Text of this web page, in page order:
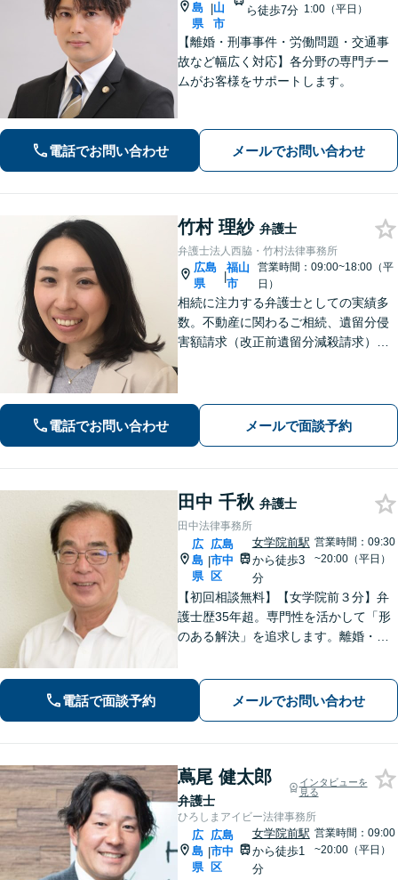
島
県
|山
市
ら徒歩7分 1:00（平日）
【離婚・刑事事件・労働問題・交通事
故など幅広く対応】各分野の専門チー
ムがお客様をサポートします。
電話でお問い合わせ メールでお問い合わせ
竹村 理紗 弁護士
弁護士法人西脇・竹村法律事務所
広島
県
|
福山
市
営業時間：09:00~18:00（平
日）
相続に注力する弁護士としての実績多
数。不動産に関わるご相続、遺留分侵
害額請求（改正前遺留分減殺請求）に
【駐車場無料】
電話でお問い合わせ メールで面談予約
田中 千秋 弁護士
田中法律事務所
広
島
県
|
広島
市中
区
女学院前駅
から徒歩3
分
営業時間：09:30
~20:00（平日）
【初回相談無料】【女学院前３分】弁
護士歴35年超。専門性を活かして「形
のある解決」を追求します。離婚・債
話しやすい弁護士に是非ご相談くださ
い。（合同庁舎内郵便局近く）
電話で面談予約 メールでお問い合わせ
蔦尾 健太郎
弁護士
インタビューを
見る
ひろしまアイビー法律事務所
広
島
県
|
広島
市中
区
女学院前駅
から徒歩1
分
営業時間：09:00
~20:00（平日）